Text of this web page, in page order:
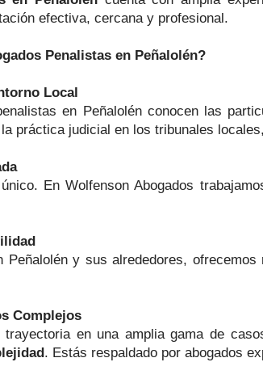
efectiva, cercana y profesional.
Penalistas en Peñalolén?
Local
en Peñalolén conocen las
práctica judicial en los tribunales
En Wolfenson Abogados
Peñalolén y sus alrededores,
Complejos
trayectoria en una amplia gama de
. Estás respaldado por abogados